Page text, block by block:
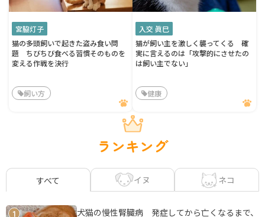
宮脇灯子
猫の多頭飼いで起きた盗み食い問
題 ちびちび食べる習慣そのものを
変える作戦を決行
飼い方
入交 眞巳
猫が飼い主を激しく襲ってくる 確
実に言えるのは「攻撃的にさせたの
は飼い主でない」
健康
ランキング
すべて イヌ ネコ
1
犬猫の慢性腎臓病 発症してから亡くなるまで、